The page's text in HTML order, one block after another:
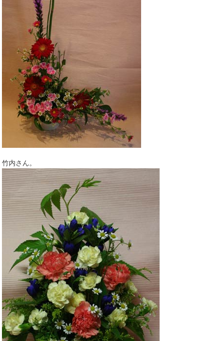
竹内さん。